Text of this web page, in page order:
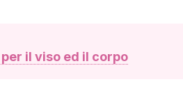
il viso ed il corpo